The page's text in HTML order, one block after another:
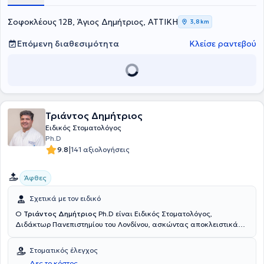
Παθολογίας Στόματος και της Ελληνικής Εταιρείας Παθολογίας
Στόματος. Στην ιδιωτική κλινική "Modern Dental Clinic", μέσα σε ένα
ευχάριστο περιβάλλον, παρέχει εξειδικευμένες λύσεις στις ανάγκες
Σοφοκλέους 12Β, Άγιος Δημήτριος, ΑΤΤΙΚΗ 3,8 km
Επόμενη διαθεσιμότητα Κλείσε ραντεβού
Τριάντος Δημήτριος
Ειδικός Στοματολόγος
Ph.D
9.8|141 αξιολογήσεις
Άφθες
Σχετικά με τον ειδικό
Ο Τριάντος Δημήτριος Ph.D είναι Ειδικός Στοματολόγος,
Διδάκτωρ Πανεπιστημίου του Λονδίνου, ασκώντας αποκλειστικά
ιδιωτικά ασθενείς στο Παλαιό Φάληρο, στον Πειραιά, στο Περιστέρι
και στο Ψυχικό. Μετά από επιτυχή συμμετοχή σε εξετάσεις που
Στοματικός έλεγχος